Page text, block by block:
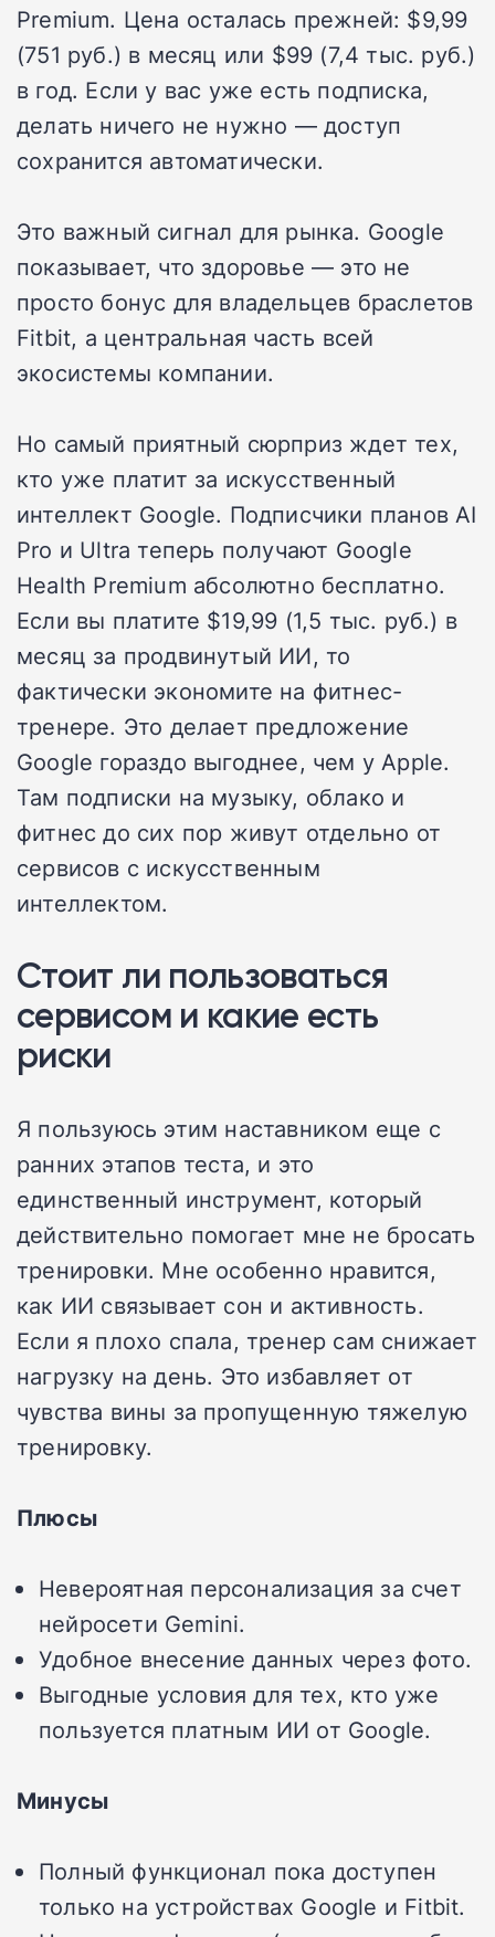
Premium. Цена осталась прежней: $9,99
(751 руб.) в месяц или $99 (7,4 тыс. руб.)
в год. Если у вас уже есть подписка,
делать ничего не нужно — доступ
сохранится автоматически.
Это важный сигнал для рынка. Google
показывает, что здоровье — это не
просто бонус для владельцев браслетов
Fitbit, а центральная часть всей
экосистемы компании.
Но самый приятный сюрприз ждет тех,
кто уже платит за искусственный
интеллект Google. Подписчики планов AI
Pro и Ultra теперь получают Google
Health Premium абсолютно бесплатно.
Если вы платите $19,99 (1,5 тыс. руб.) в
месяц за продвинутый ИИ, то
фактически экономите на фитнес-
тренере. Это делает предложение
Google гораздо выгоднее, чем у Apple.
Там подписки на музыку, облако и
фитнес до сих пор живут отдельно от
сервисов с искусственным
интеллектом.
Стоит ли пользоваться
сервисом и какие есть
риски
Я пользуюсь этим наставником еще с
ранних этапов теста, и это
единственный инструмент, который
действительно помогает мне не бросать
тренировки. Мне особенно нравится,
как ИИ связывает сон и активность.
Если я плохо спала, тренер сам снижает
нагрузку на день. Это избавляет от
чувства вины за пропущенную тяжелую
тренировку.
Плюсы
Невероятная персонализация за счет
нейросети Gemini.
Удобное внесение данных через фото.
Выгодные условия для тех, кто уже
пользуется платным ИИ от Google.
Минусы
Полный функционал пока доступен
только на устройствах Google и Fitbit.